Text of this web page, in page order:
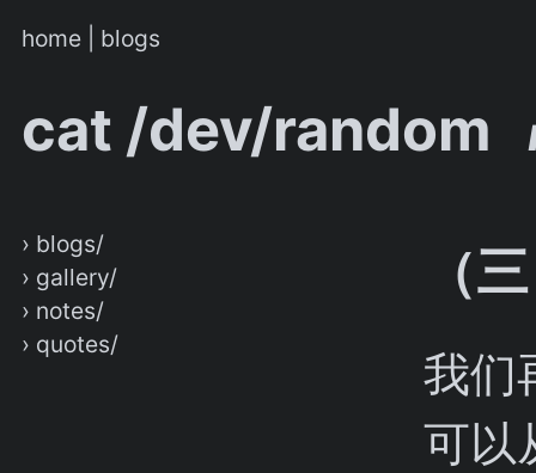
home blogs
cat /dev/random
› blogs/
› gallery/
› notes/
› quotes/
（
我们
可以